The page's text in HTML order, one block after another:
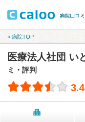
« 病院TOP
医療法人社団 い
ミ・評判